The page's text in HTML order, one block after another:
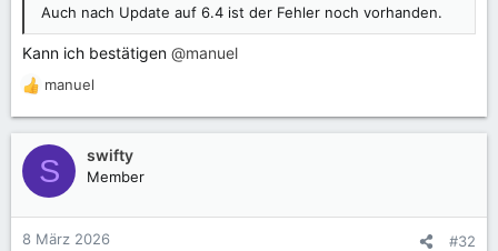
Auch nach Update auf 6.4 ist der Fehler noch vorhanden.
Kann ich bestätigen @manuel
R
e
a
k
t
o
n
manuel
S swifty
Member
8 März 2026 #32